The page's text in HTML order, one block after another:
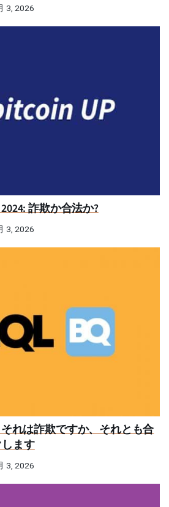
3, 2026
詐欺か合法か?
3, 2026
それは詐欺ですか、それとも合
ます
3, 2026